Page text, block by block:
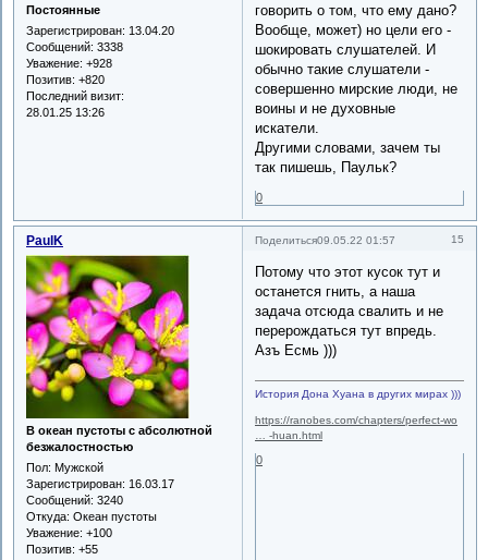
Постоянные
Зарегистрирован: 13.04.20
Сообщений: 3338
Уважение: +928
Позитив: +820
Последний визит:
28.01.25 13:26
говорить о том, что ему дано?
Вообще, может) но цели его -
шокировать слушателей. И
обычно такие слушатели -
совершенно мирские люди, не
воины и не духовные
искатели.
Другими словами, зачем ты
так пишешь, Паульк?
0
Поделиться 15
09.05.22 01:57
PaulK
В океан пустоты с абсолютной
безжалостностью
Пол: Мужской
Зарегистрирован: 16.03.17
Сообщений: 3240
Откуда: Океан пустоты
Уважение: +100
Позитив: +55
Потому что этот кусок тут и
останется гнить, а наша
задача отсюда свалить и не
перерождаться тут впредь.
Азъ Есмь )))
История Дона Хуана в других мирах )))
https://ranobes.com/chapters/perfect-wo
… -huan.html
0